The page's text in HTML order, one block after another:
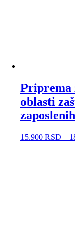
Priprema
oblasti
zaposlenih
15.900 RSD –